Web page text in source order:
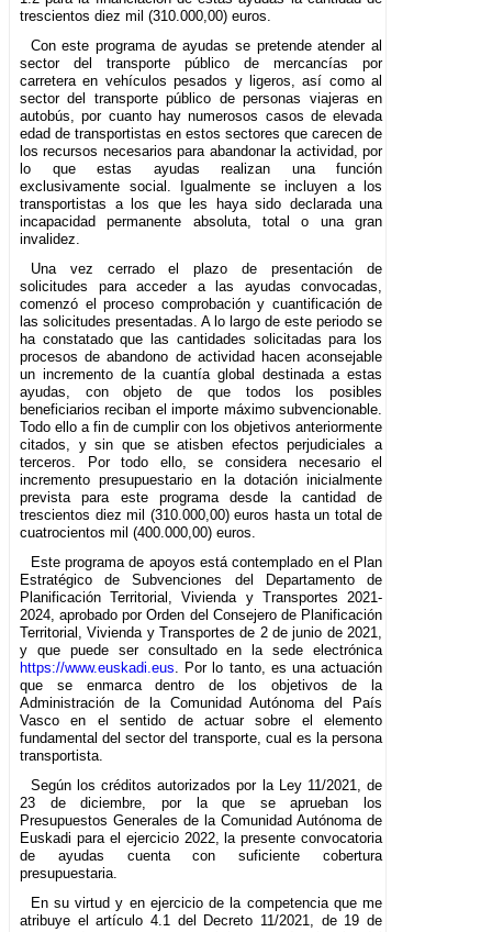
trescientos diez mil (310.000,00) euros.
Con este programa de ayudas se pretende atender al
sector del transporte público de mercancías por
carretera en vehículos pesados y ligeros, así como al
sector del transporte público de personas viajeras en
autobús, por cuanto hay numerosos casos de elevada
edad de transportistas en estos sectores que carecen de
los recursos necesarios para abandonar la actividad, por
lo que estas ayudas realizan una función
exclusivamente social. Igualmente se incluyen a los
transportistas a los que les haya sido declarada una
incapacidad permanente absoluta, total o una gran
invalidez.
Una vez cerrado el plazo de presentación de
solicitudes para acceder a las ayudas convocadas,
comenzó el proceso comprobación y cuantificación de
las solicitudes presentadas. A lo largo de este periodo se
ha constatado que las cantidades solicitadas para los
procesos de abandono de actividad hacen aconsejable
un incremento de la cuantía global destinada a estas
ayudas, con objeto de que todos los posibles
beneficiarios reciban el importe máximo subvencionable.
Todo ello a fin de cumplir con los objetivos anteriormente
citados, y sin que se atisben efectos perjudiciales a
terceros. Por todo ello, se considera necesario el
incremento presupuestario en la dotación inicialmente
prevista para este programa desde la cantidad de
trescientos diez mil (310.000,00) euros hasta un total de
cuatrocientos mil (400.000,00) euros.
Este programa de apoyos está contemplado en el Plan
Estratégico de Subvenciones del Departamento de
Planificación Territorial, Vivienda y Transportes 2021-
2024, aprobado por Orden del Consejero de Planificación
Territorial, Vivienda y Transportes de 2 de junio de 2021,
y que puede ser consultado en la sede electrónica
https://www.euskadi.eus . Por lo tanto, es una actuación
que se enmarca dentro de los objetivos de la
Administración de la Comunidad Autónoma del País
Vasco en el sentido de actuar sobre el elemento
fundamental del sector del transporte, cual es la persona
transportista.
Según los créditos autorizados por la Ley 11/2021, de
23 de diciembre, por la que se aprueban los
Presupuestos Generales de la Comunidad Autónoma de
Euskadi para el ejercicio 2022, la presente convocatoria
de ayudas cuenta con suficiente cobertura
presupuestaria.
En su virtud y en ejercicio de la competencia que me
atribuye el artículo 4.1 del Decreto 11/2021, de 19 de